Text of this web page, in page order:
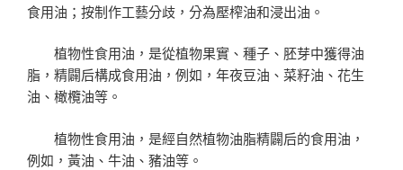
食用油；按制作工藝分歧，分為壓榨油和浸出油。
植物性食用油，是從植物果實、種子、胚芽中獲得油
脂，精闢后構成食用油，例如，年夜豆油、菜籽油、花生
油、橄欖油等。
植物性食用油，是經自然植物油脂精闢后的食用油，
例如，黃油、牛油、豬油等。